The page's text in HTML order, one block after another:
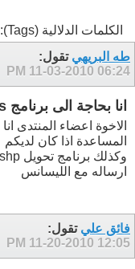
الكلمات الدلالية (Tags):
طه البريهي تقول:
11-03-2010 06:24 PM
انا بحاجة الى برنامج Map widow Gis
المساعدة اذا كان لديكم
ارساله مع الليسانس
فائق علي تقول:
11-20-2010 12:05 PM